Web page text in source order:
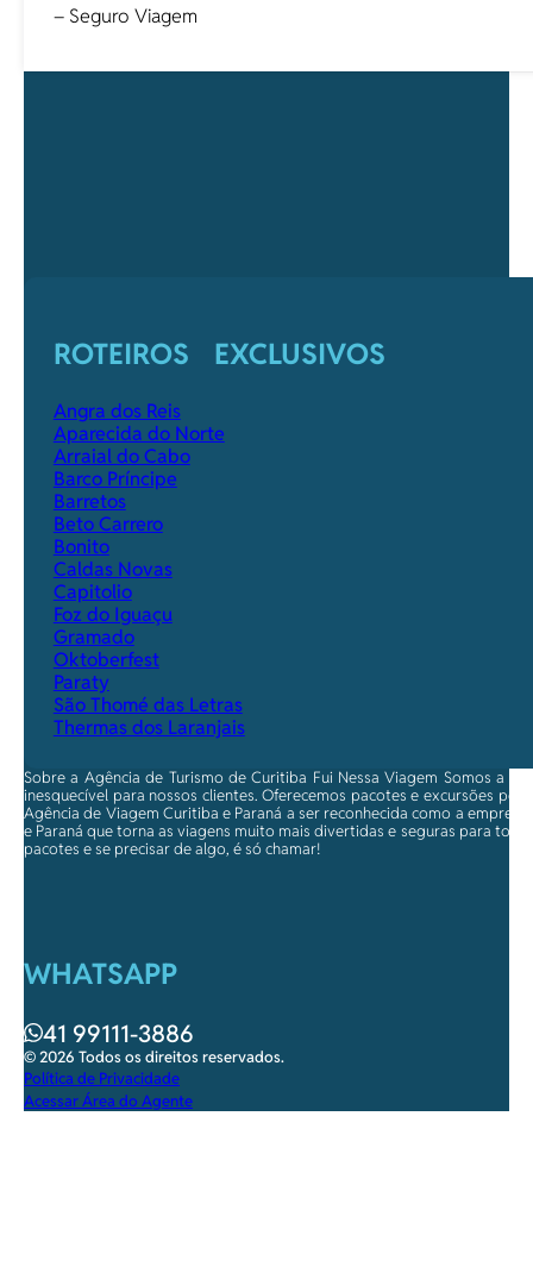
– Seguro Viagem
ROTEIROS EXCLUSIVOS
Angra dos Reis
Aparecida do Norte
Arraial do Cabo
Barco Príncipe
Barretos
Beto Carrero
Bonito
Caldas Novas
Capitolio
Foz do Iguaçu
Gramado
Oktoberfest
Paraty
São Thomé das Letras
Thermas dos Laranjais
Sobre a Agência de Turismo de Curitiba Fui Nessa Viagem Somos a
inesquecível para nossos clientes. Oferecemos pacotes e excursões
Agência de Viagem Curitiba e Paraná a ser reconhecida como a
e Paraná que torna as viagens muito mais divertidas e seguras para
pacotes e se precisar de algo, é só chamar!
WHATSAPP
41 99111-3886
© 2026 Todos os direitos reservados.
Política de Privacidade
Acessar Área do Agente